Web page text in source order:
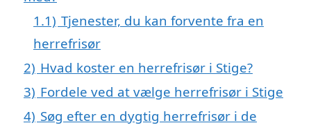
1.1) Tjenester, du kan forvente fra en
herrefrisør
2) Hvad koster en herrefrisør i Stige?
3) Fordele ved at vælge herrefrisør i Stige
4) Søg efter en dygtig herrefrisør i de